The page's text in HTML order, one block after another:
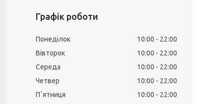
Графік роботи
Понеділок 10:00
22:00
Вівторок
10:00
22:00
Середа
10:00
22:00
Четвер
10:00
22:00
Пʼятниця
10:00
22:00